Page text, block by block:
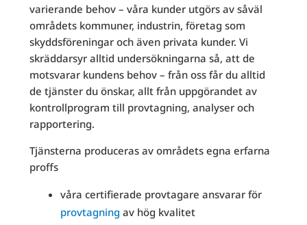
varierande behov – våra kunder utgörs av såväl
områdets kommuner, industrin, företag som
skyddsföreningar och även privata kunder. Vi
skräddarsyr alltid undersökningarna så, att de
motsvarar kundens behov – från oss får du alltid
de tjänster du önskar, allt från uppgörandet av
kontrollprogram till provtagning, analyser och
rapportering.
Tjänsterna produceras av områdets egna erfarna
proffs
våra certifierade provtagare ansvarar för
provtagning av hög kvalitet